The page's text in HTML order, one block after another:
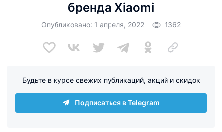
бренда Xiaomi
Опубликовано: 1 апреля, 2022 1362
Будьте в курсе свежих публикаций, акций и скидок
Подписаться в Telegram